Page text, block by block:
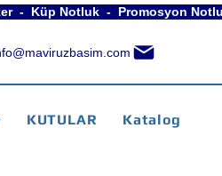
-  Küp Notluk  -  Promosyon
KUTULAR Katalog